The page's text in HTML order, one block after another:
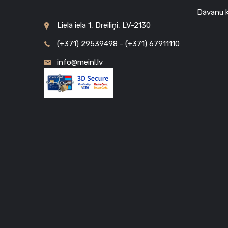
Lielā iela 1, Dreiliņi, LV-2130
(+371) 29539498 - (+371) 67911110
info@meinl.lv
Dāvanu